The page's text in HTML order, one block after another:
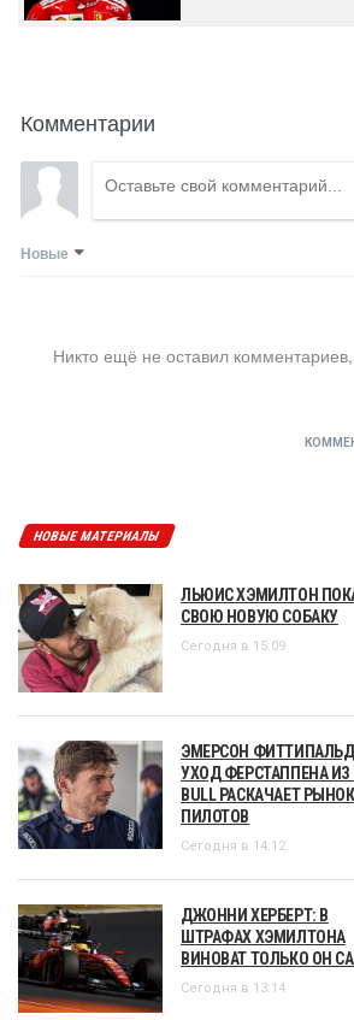
Комментарии
Новые
Никто ещё не оставил
НОВЫЕ МАТЕРИАЛЫ
ЛЬЮИС ХЭМИЛТОН
СВОЮ НОВУЮ СОБАКУ
Сегодня в 15:09
ЭМЕРСОН
УХОД ФЕРСТАППЕНА ИЗ
BULL РАСКАЧАЕТ РЫНОК
ПИЛОТОВ
Сегодня в 14:12
ДЖОННИ ХЕРБЕРТ: В
ШТРАФАХ ХЭМИЛТОНА
ВИНОВАТ ТОЛЬКО ОН
Сегодня в 13:14